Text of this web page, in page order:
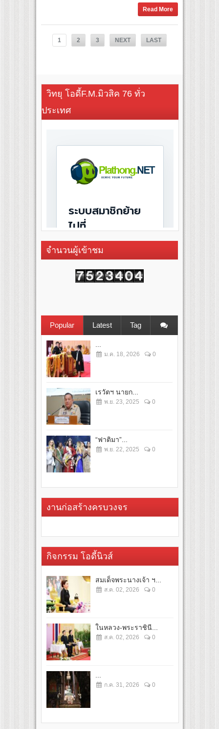
Read More
1 2 3 NEXT LAST
วิทยุ โอดี้F.M.มิวสิค 76 ทั่ว
ประเทศ
จำนวนผู้เข้าชม
Popular Latest Tag
ม.ค. 18, 2026 0
เรวัตฯ นายก...
พ.ย. 23, 2025 0
“ฟาติมา”...
พ.ย. 22, 2025 0
งานก่อสร้างครบวงจร
กิจกรรม โอดี้นิวส์
สมเด็จพระนางเจ้า ฯ...
ส.ค. 02, 2026 0
ในหลวง-พระราชินี...
ส.ค. 02, 2026 0
ก.ค. 31, 2026 0